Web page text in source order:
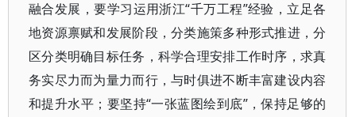
融合发展，要学习运用浙江“千万工程”经验，立足各
地资源禀赋和发展阶段，分类施策多种形式推进，分
区分类明确目标任务，科学合理安排工作时序，求真
务实尽力而为量力而行，与时俱进不断丰富建设内容
和提升水平；要坚持“一张蓝图绘到底”，保持足够的